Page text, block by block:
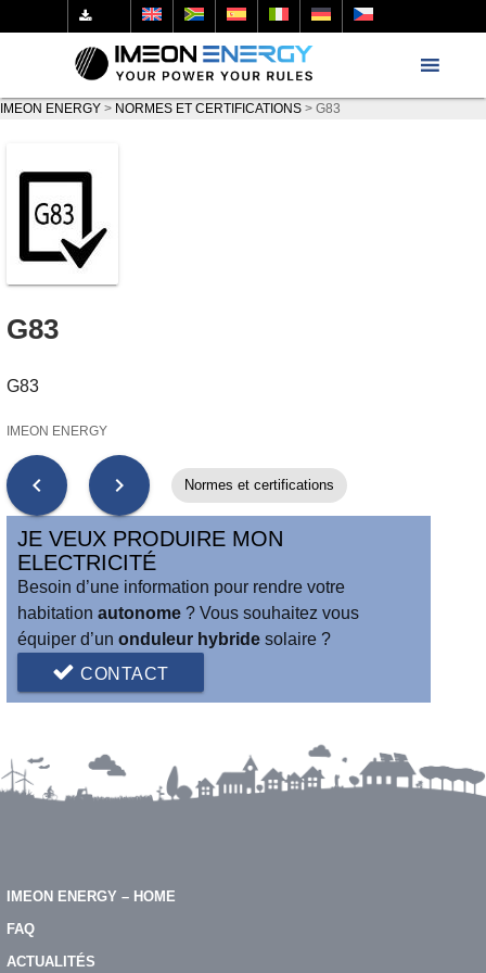
IMEON ENERGY > NORMES ET CERTIFICATIONS > G83
G83
G83
IMEON ENERGY
chevron_left chevron_right Normes et certifications
JE VEUX PRODUIRE MON
ELECTRICITÉ
Besoin d’une information pour rendre votre
habitationautonome? Vous souhaitez vous
équiper d’unonduleur hybride solaire ?
CONTACT
IMEON ENERGY – HOME
FAQ
ACTUALITÉS